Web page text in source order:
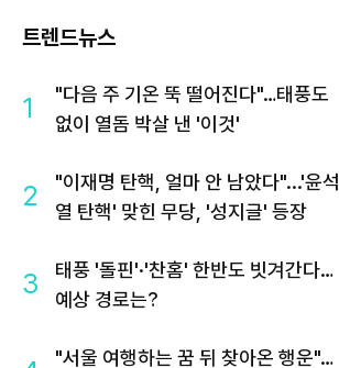
트렌드뉴스
1
"다음 주 기온 뚝 떨어진다"…태풍도
없이 열돔 박살 낸 '이것'
2
"이재명 탄핵, 얼마 안 남았다"...'윤석
열 탄핵' 맞힌 무당, '성지글' 등장
3
태풍 '돌핀'·'찬홈' 한반도 빗겨간다…
예상 경로는?
"서울 여행하는 꿈 뒤 찾아온 행운"…